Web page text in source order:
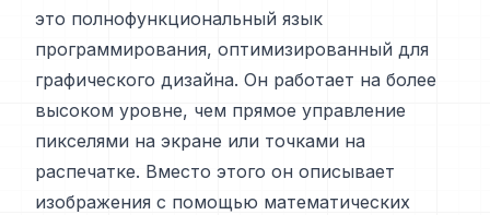
это полнофункциональный язык
программирования, оптимизированный для
графического дизайна. Он работает на более
высоком уровне, чем прямое управление
пикселями на экране или точками на
распечатке. Вместо этого он описывает
изображения с помощью математических